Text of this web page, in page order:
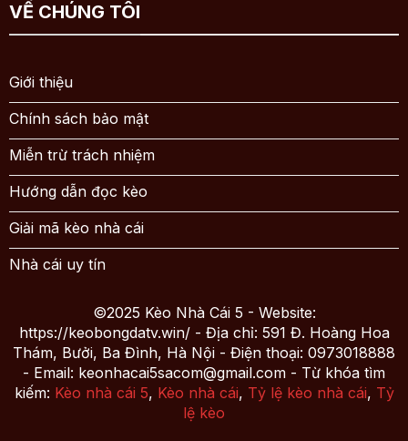
VỀ CHÚNG TÔI
Giới thiệu
Chính sách bảo mật
Miễn trừ trách nhiệm
Hướng dẫn đọc kèo
Giải mã kèo nhà cái
Nhà cái uy tín
©2025 Kèo Nhà Cái 5 - Website:
https://keobongdatv.win/ - Địa chỉ: 591 Đ. Hoàng Hoa
Thám, Bưởi, Ba Đình, Hà Nội - Điện thoại: 0973018888
- Email: keonhacai5sacom@gmail.com - Từ khóa tìm
kiếm: Kèo nhà cái 5, Kèo nhà cái, Tỷ lệ kèo nhà cái, Tỷ
lệ kèo